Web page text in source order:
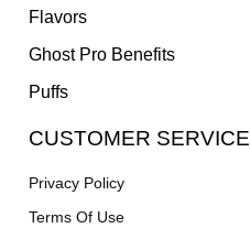
Flavors
Ghost Pro Benefits
Puffs
CUSTOMER SERVICE
Privacy Policy
Terms Of Use